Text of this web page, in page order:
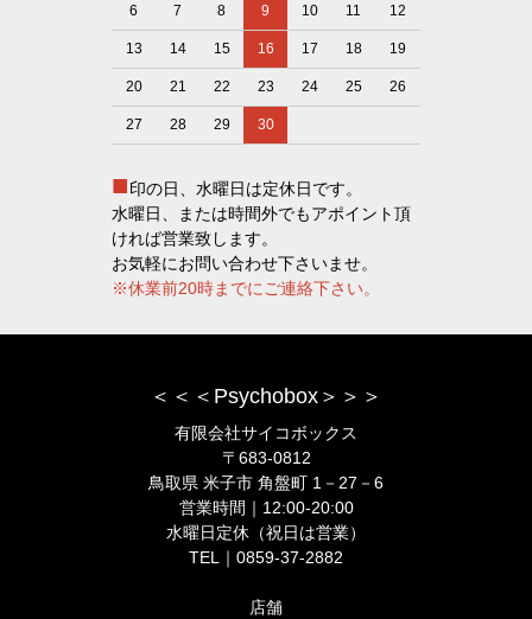
6 7 8 9 10 11 12
13 14 15 16 17 18 19
20 21 22 23 24 25 26
27 28 29 30
■印の日、水曜日は定休日です。
水曜日、または時間外でもアポイント頂
ければ営業致します。
お気軽にお問い合わせ下さいませ。
※休業前20時までにご連絡下さい。
＜＜＜Psychobox＞＞＞
有限会社サイコボックス
〒683-0812
鳥取県 米子市 角盤町 1－27－6
営業時間｜12:00-20:00
水曜日定休（祝日は営業）
TEL｜0859-37-2882
店舗